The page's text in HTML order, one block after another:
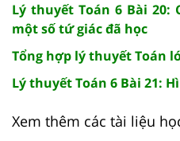
Lý thuyết Toán 6 Bài 20:
một số tứ giác đã học
Tổng hợp lý thuyết Toán
Lý thuyết Toán 6 Bài 21:
Xem thêm các tài liệu